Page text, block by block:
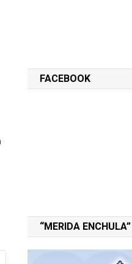
FACEBOOK
“MERIDA ENCHULA”